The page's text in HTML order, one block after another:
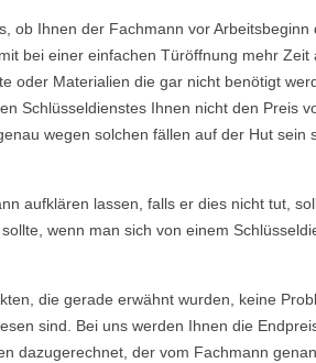
ob Ihnen der Fachmann vor
bei einer einfachen Türöffnung mehr
oder Materialien die gar nicht benötigt
Schlüsseldienstes Ihnen nicht den Preis
wegen solchen fällen auf der Hut
aufklären lassen, falls er dies nicht tut,
wenn man sich von einem
die gerade erwähnt wurden, keine
sind. Bei uns werden Ihnen die
dazugerechnet, der vom Fachmann